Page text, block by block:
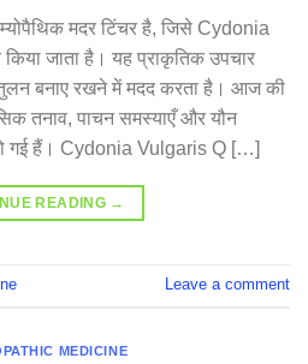
मदर टिंचर है, जिसे Cydonia
जाता है। यह प्राकृतिक उपचार
बनाए रखने में मदद करता है। आज की
तनाव, पाचन समस्याएँ और यौन
गई हैं। Cydonia Vulgaris Q […]
READING →
Leave a comment
MEDICINE